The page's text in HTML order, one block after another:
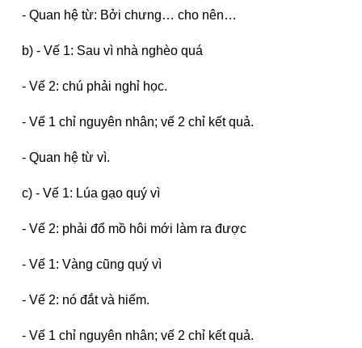
- Quan hệ từ: Bởi chưng… cho nên…
b) - Vế 1: Sau vì nhà nghèo quá
- Vế 2: chú phải nghỉ học.
- Vế 1 chỉ nguyên nhân; vế 2 chỉ kết quả.
- Quan hệ từ vì.
c) - Vế 1: Lúa gạo quý vì
- Vế 2: phải đổ mồ hôi mới làm ra được
- Vế 1: Vàng cũng quý vì
- Vế 2: nó đắt và hiếm.
- Vế 1 chỉ nguyên nhân; vế 2 chỉ kết quả.